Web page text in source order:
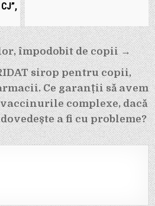
împodobit de copii →
sirop pentru copii,
Ce garanții să avem
complexe, dacă
a fi cu probleme?